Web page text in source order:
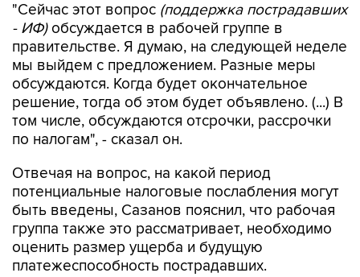
"Сейчас этот вопрос (поддержка пострадавших
- ИФ)обсуждается в рабочей группе в
правительстве. Я думаю, на следующей неделе
мы выйдем с предложением. Разные меры
обсуждаются. Когда будет окончательное
решение, тогда об этом будет объявлено. (...) В
том числе, обсуждаются отсрочки, рассрочки
по налогам", - сказал он.
Отвечая на вопрос, на какой период
потенциальные налоговые послабления могут
быть введены, Сазанов пояснил, что рабочая
группа также это рассматривает, необходимо
оценить размер ущерба и будущую
платежеспособность пострадавших.